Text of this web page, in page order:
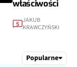
właściwości
5 JAKUB
KRAWCZYŃSKI
Popularne